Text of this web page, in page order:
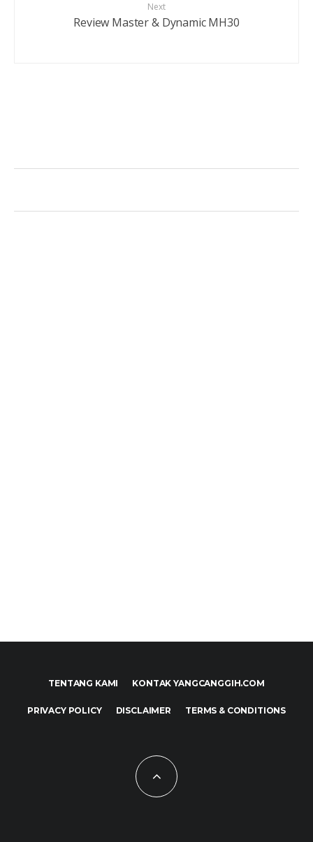
Next
Review Master & Dynamic MH30
TENTANG KAMI KONTAK YANGCANGGIH.COM
PRIVACY POLICY DISCLAIMER TERMS & CONDITIONS